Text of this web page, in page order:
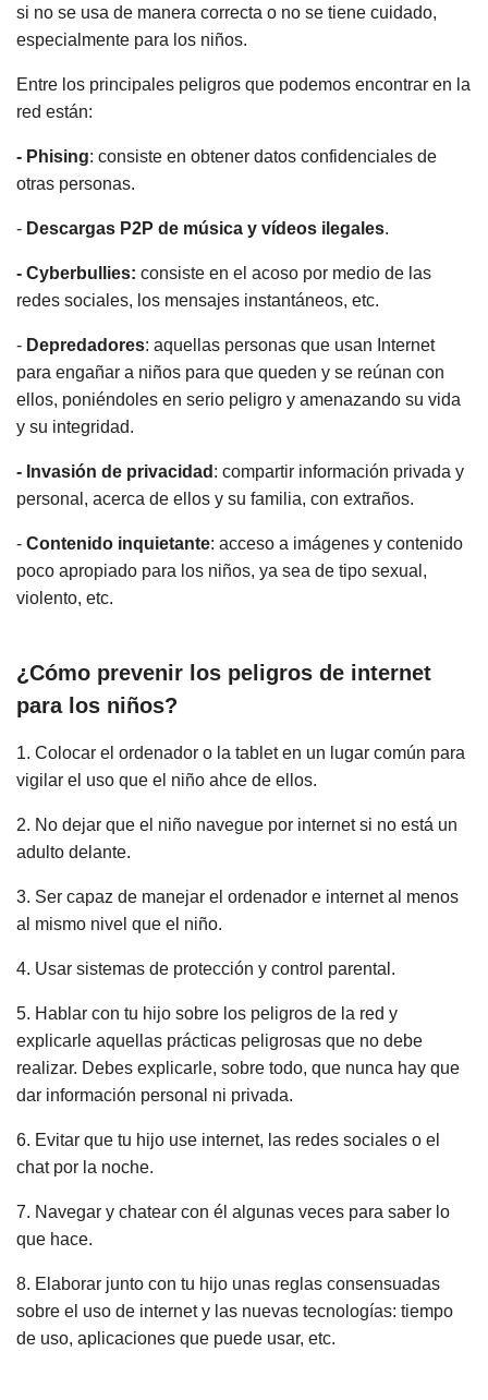
si no se usa de manera correcta o no se tiene cuidado,
especialmente para los niños.
Entre los principales peligros que podemos encontrar en la
red están:
- Phising: consiste en obtener datos confidenciales de
otras personas.
- Descargas P2P de música y vídeos ilegales.
- Cyberbullies: consiste en el acoso por medio de las
redes sociales, los mensajes instantáneos, etc.
- Depredadores: aquellas personas que usan Internet
para engañar a niños para que queden y se reúnan con
ellos, poniéndoles en serio peligro y amenazando su vida
y su integridad.
- Invasión de privacidad : compartir información privada y
personal, acerca de ellos y su familia, con extraños.
- Contenido inquietante: acceso a imágenes y contenido
poco apropiado para los niños, ya sea de tipo sexual,
violento, etc.
¿Cómo prevenir los peligros de internet
para los niños?
1. Colocar el ordenador o la tablet en un lugar común para
vigilar el uso que el niño ahce de ellos.
2. No dejar que el niño navegue por internet si no está un
adulto delante.
3. Ser capaz de manejar el ordenador e internet al menos
al mismo nivel que el niño.
4. Usar sistemas de protección y control parental.
5. Hablar con tu hijo sobre los peligros de la red y
explicarle aquellas prácticas peligrosas que no debe
realizar. Debes explicarle, sobre todo, que nunca hay que
dar información personal ni privada.
6. Evitar que tu hijo use internet, las redes sociales o el
chat por la noche.
7. Navegar y chatear con él algunas veces para saber lo
que hace.
8. Elaborar junto con tu hijo unas reglas consensuadas
sobre el uso de internet y las nuevas tecnologías: tiempo
de uso, aplicaciones que puede usar, etc.